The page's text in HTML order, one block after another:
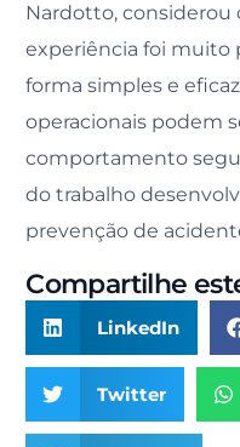
Nardotto, considerou
experiência foi muito
forma simples e
operacionais podem
comportamento
do trabalho
prevenção de
Compartilhe
LinkedIn
Twitter